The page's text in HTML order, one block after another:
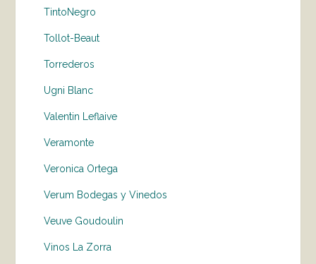
TintoNegro
Tollot-Beaut
Torrederos
Ugni Blanc
Valentin Leflaive
Veramonte
Veronica Ortega
Verum Bodegas y Vinedos
Veuve Goudoulin
Vinos La Zorra